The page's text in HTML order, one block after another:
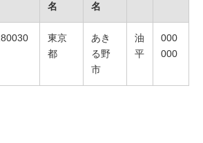
名
名
東京
都
あき
る野
市
油
平
000
000